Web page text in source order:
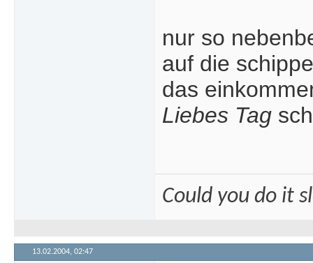
nur so
auf die
das
Liebes Tag
Could you do it
13.02.2004, 02:47